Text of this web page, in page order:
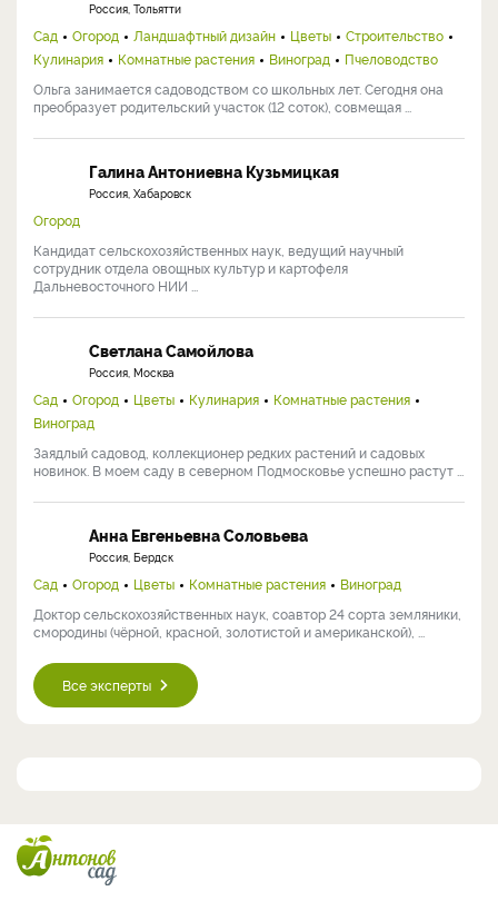
Россия, Тольятти
Сад Огород Ландшафтный дизайн Цветы
Строительство
Кулинария
Комнатные растения Виноград
Пчеловодство
Ольга занимается садоводством со школьных лет. Сегодня она
преобразует родительский участок (12 соток), совмещая ...
Галина Антониевна Кузьмицкая
Россия, Хабаровск
Огород
Кандидат сельскохозяйственных наук, ведущий научный
сотрудник отдела овощных культур и картофеля
Дальневосточного НИИ ...
Светлана Самойлова
Россия, Москва
Сад Огород Цветы Кулинария
Комнатные растения
Виноград
Заядлый садовод, коллекционер редких растений и садовых
новинок. В моем саду в северном Подмосковье успешно растут ...
Анна Евгеньевна Соловьева
Россия, Бердск
Сад Огород Цветы Комнатные растения
Виноград
Доктор сельскохозяйственных наук, соавтор 24 сорта земляники,
смородины (чёрной, красной, золотистой и американской), ...
Все эксперты